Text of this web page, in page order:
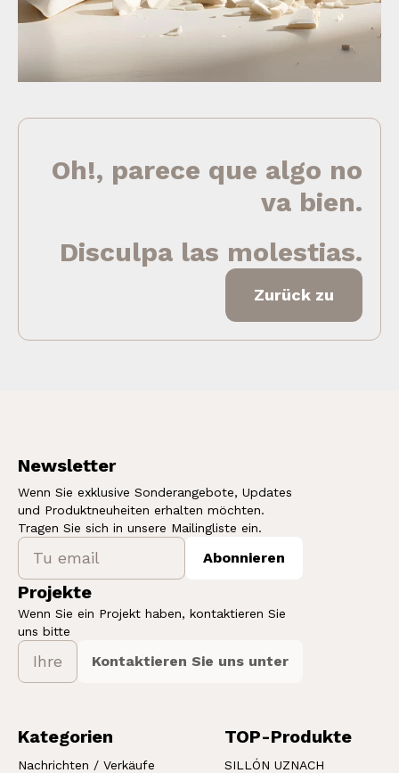
Oh!, parece que algo no
va bien.
Disculpa las molestias.
Zurück zu
Newsletter
Wenn Sie exklusive Sonderangebote, Updates
und Produktneuheiten erhalten möchten.
Tragen Sie sich in unsere Mailingliste ein.
Abonnieren
Projekte
Wenn Sie ein Projekt haben, kontaktieren Sie
uns bitte
Kontaktieren Sie uns unter
Kategorien
Nachrichten / Verkäufe
TOP-Produkte
SILLÓN UZNACH